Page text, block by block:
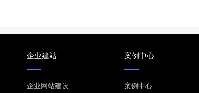
企业建站
企业网站建设
案例中心
案例中心